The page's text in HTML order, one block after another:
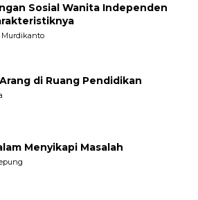
Sosial Wanita Independen
Murdikanto
di Ruang Pendidikan
Menyikapi Masalah